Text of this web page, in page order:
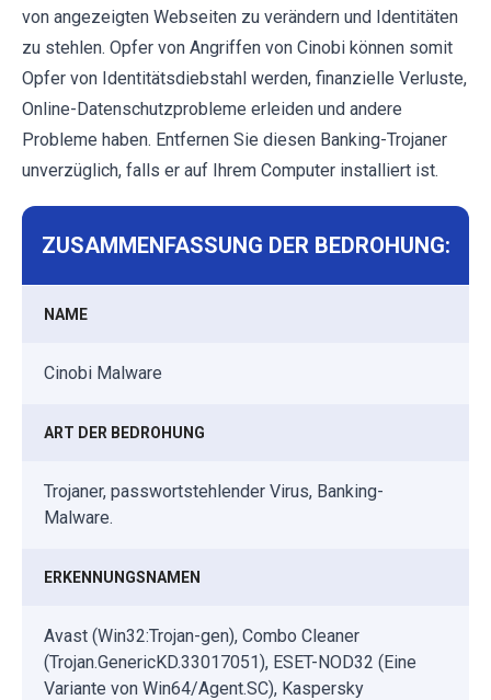
von angezeigten Webseiten zu verändern und Identitäten
zu stehlen. Opfer von Angriffen von Cinobi können somit
Opfer von Identitätsdiebstahl werden, finanzielle Verluste,
Online-Datenschutzprobleme erleiden und andere
Probleme haben. Entfernen Sie diesen Banking-Trojaner
unverzüglich, falls er auf Ihrem Computer installiert ist.
ZUSAMMENFASSUNG DER BEDROHUNG:
NAME
Cinobi Malware
ART DER BEDROHUNG
Trojaner, passwortstehlender Virus, Banking-
Malware.
ERKENNUNGSNAMEN
Avast (Win32:Trojan-gen), Combo Cleaner
(Trojan.GenericKD.33017051), ESET-NOD32 (Eine
Variante von Win64/Agent.SC), Kaspersky